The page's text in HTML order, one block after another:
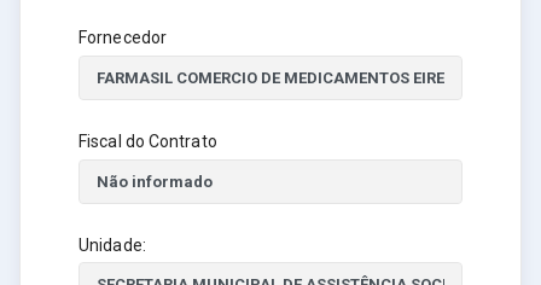
Fornecedor
Fiscal do Contrato
Unidade: